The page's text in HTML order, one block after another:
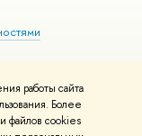
работы сайта
Более
файлов cookies